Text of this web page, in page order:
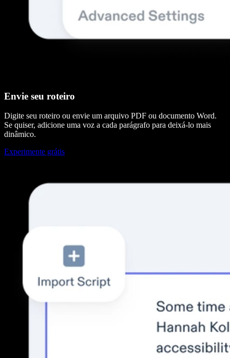
Envie seu roteiro
Digite seu roteiro ou envie um arquivo PDF ou documento Word.
Se quiser, adicione uma voz a cada parágrafo para deixá-lo mais
dinâmico.
Experimente grátis